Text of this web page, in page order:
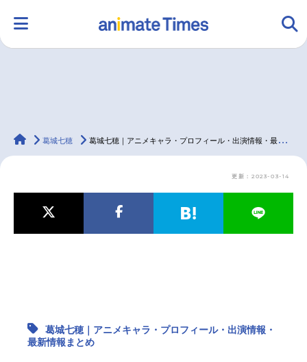
ラジオ みんなの声 グッズ 映画
マンガ・ラノベ ゲーム・アプリ 音楽 コスプレ
アニメ映画一覧 実写化映画一覧
animateTimes
葛城七穂 葛城七穂｜アニメキャラ・プロフィール・出演情報・最新情報まとめ
更新：2023-03-14
葛城七穂｜アニメキャラ・プロフィール・出演情報・
最新情報まとめ